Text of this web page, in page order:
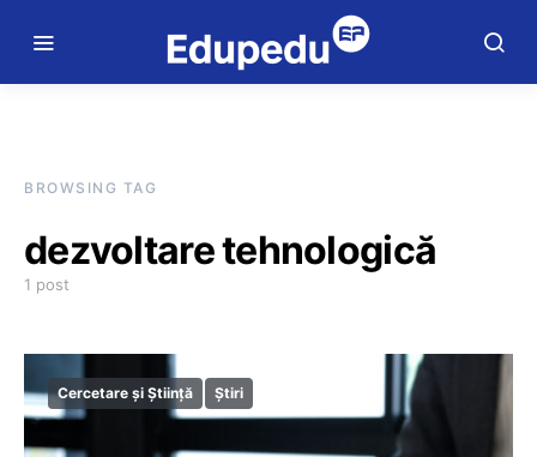
BROWSING TAG
dezvoltare tehnologică
1 post
Cercetare și Știință Știri